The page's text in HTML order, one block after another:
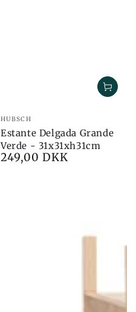
Marca:
HUBSCH
Estante Delgada Grande
Verde - 31x31xh31cm
Preço
249,00 DKK